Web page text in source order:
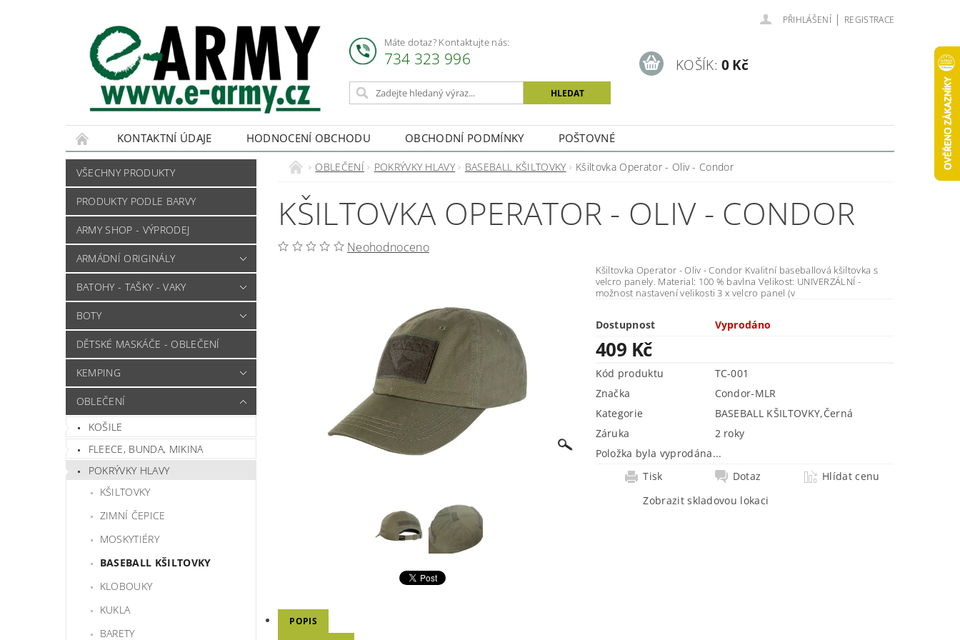
Máte dotaz? Kontaktujte nás:
734 323 996
PŘIHLÁŠENÍ | REGISTRACE
KOŠÍK: 0 Kč
KONTAKTNÍ ÚDAJE HODNOCENÍ OBCHODU OBCHODNÍ PODMÍNKY POŠTOVNÉ
VŠECHNY PRODUKTY
PRODUKTY PODLE BARVY
ARMY SHOP - VÝPRODEJ
ARMÁDNÍ ORIGINÁLY
BATOHY - TAŠKY - VAKY
BOTY
DĚTSKÉ MASKÁČE - OBLEČENÍ
KEMPING
OBLEČENÍ
KOŠILE
FLEECE, BUNDA, MIKINA
POKRÝVKY HLAVY
KŠILTOVKY
ZIMNÍ ČEPICE
MOSKYTIÉRY
BASEBALL KŠILTOVKY
KLOBOUKY
KUKLA
BARETY
OBLEČENÍ POKRÝVKY HLAVY BASEBALL KŠILTOVKY Kšiltovka Operator - Oliv - Condor
KŠILTOVKA OPERATOR - OLIV - CONDOR
Neohodnoceno
Kšiltovka Operator - Oliv - Condor Kvalitní baseballová kšiltovka s
velcro panely. Material: 100 % bavlna Velikost: UNIVERZÁLNÍ -
možnost nastavení velikosti 3 x velcro panel (v
Dostupnost Vyprodáno
409 Kč
Kód produktu
TC-001
Značka
Condor-MLR
Kategorie
BASEBALL KŠILTOVKY,Černá
Záruka
2 roky
Položka byla vyprodána...
Tisk
Dotaz
Hlídat cenu
Zobrazit skladovou lokaci
POPIS